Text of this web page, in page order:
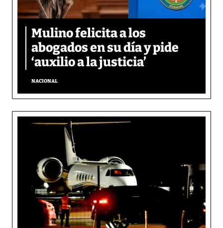
Mulino felicita a los
abogados en su día y pide
‘auxilio a la justicia’
NACIONAL